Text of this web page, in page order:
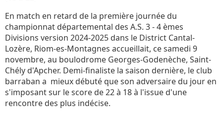
En match en retard de la première journée du
championnat départemental des A.S. 3 - 4 èmes
Divisions version 2024-2025 dans le District Cantal-
Lozère, Riom-es-Montagnes accueillait, ce samedi 9
novembre, au boulodrome Georges-Godenèche, Saint-
Chély d'Apcher. Demi-finaliste la saison dernière, le club
barraban a mieux débuté que son adversaire du jour en
s'imposant sur le score de 22 à 18 à l'issue d'une
rencontre des plus indécise.